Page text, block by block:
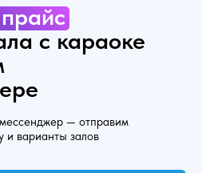
— отправим
и варианты залов
прайс
с караоке